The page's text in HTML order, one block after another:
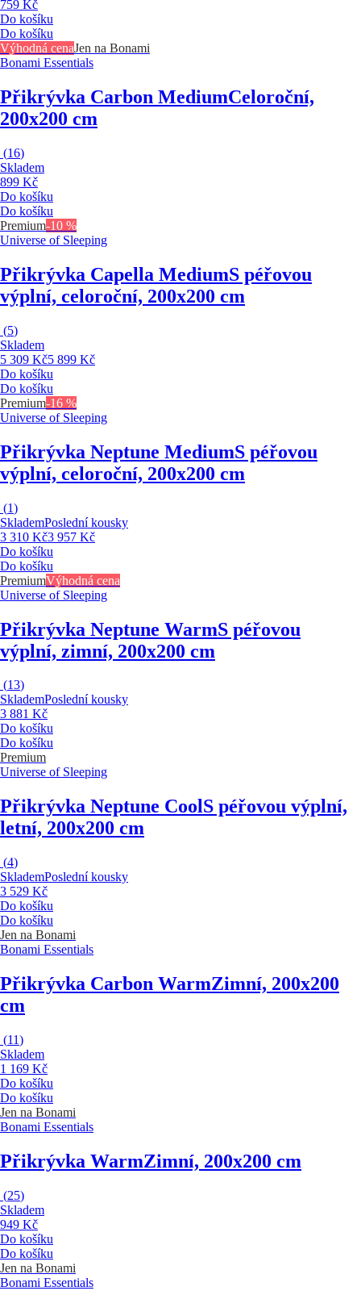
759 Kč
Do košíku
Do košíku
Výhodná cenaJen na Bonami
Bonami Essentials
Přikrývka Carbon MediumCeloroční,
200x200 cm
(16)
Skladem
899 Kč
Do košíku
Do košíku
Premium-10 %
Universe of Sleeping
Přikrývka Capella MediumS péřovou
výplní, celoroční, 200x200 cm
(5)
Skladem
5 309 Kč5 899 Kč
Do košíku
Do košíku
Premium-16 %
Universe of Sleeping
Přikrývka Neptune MediumS péřovou
výplní, celoroční, 200x200 cm
(1)
SklademPoslední kousky
3 310 Kč3 957 Kč
Do košíku
Do košíku
PremiumVýhodná cena
Universe of Sleeping
Přikrývka Neptune WarmS péřovou
výplní, zimní, 200x200 cm
(13)
SklademPoslední kousky
3 881 Kč
Do košíku
Do košíku
Premium
Universe of Sleeping
Přikrývka Neptune CoolS péřovou výplní,
letní, 200x200 cm
(4)
SklademPoslední kousky
3 529 Kč
Do košíku
Do košíku
Jen na Bonami
Bonami Essentials
Přikrývka Carbon WarmZimní, 200x200
cm
(11)
Skladem
1 169 Kč
Do košíku
Do košíku
Jen na Bonami
Bonami Essentials
Přikrývka WarmZimní, 200x200 cm
(25)
Skladem
949 Kč
Do košíku
Do košíku
Jen na Bonami
Bonami Essentials